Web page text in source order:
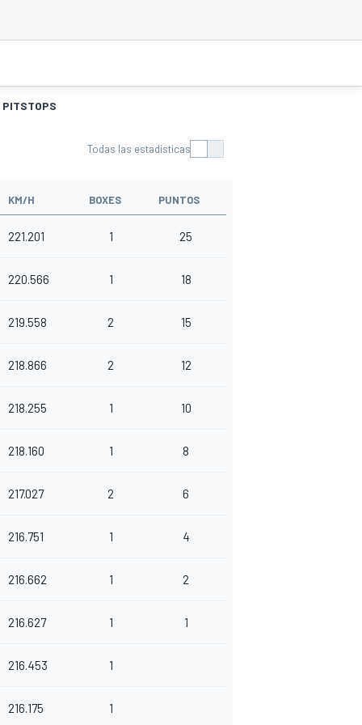
PITSTOPS
Todas las estadísticas
KM/H BOXES PUNTOS
221.201 1 25
220.566 1 18
219.558 2 15
218.866 2 12
218.255 1 10
218.160 1 8
217.027 2 6
216.751 1 4
216.662 1 2
216.627 1 1
216.453 1
216.175 1